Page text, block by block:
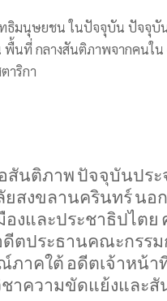
มนุษยชน ในปัจจุบัน ปัจจุบั
นที่ กลางสันติภาพจากคนใ
าริกา
สันติภาพ ปัจจุบันปร
ยสงขลานครินทร์นอ
งและประชาธิปไตย
ดีตประธานคณะกรรม
ภาคใต้ อดีตเจ้าหน้า
าความขัดแย้งและสั